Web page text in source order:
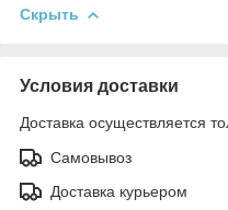
Скрыть
Условия доставки
Доставка осуществляется
Самовывоз
Доставка курьером